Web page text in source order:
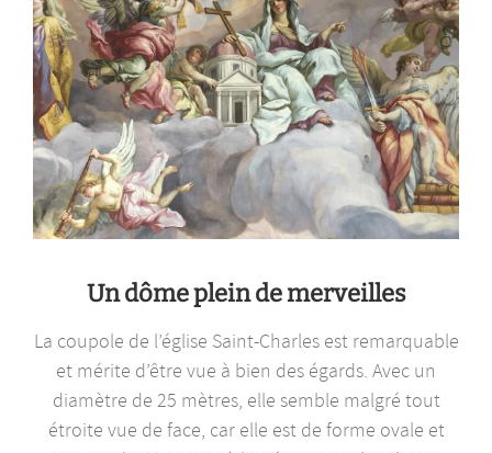
Un dôme plein de merveilles
La coupole de l’église Saint-Charles est remarquable
et mérite d’être vue à bien des égards. Avec un
diamètre de 25 mètres, elle semble malgré tout
étroite vue de face, car elle est de forme ovale et